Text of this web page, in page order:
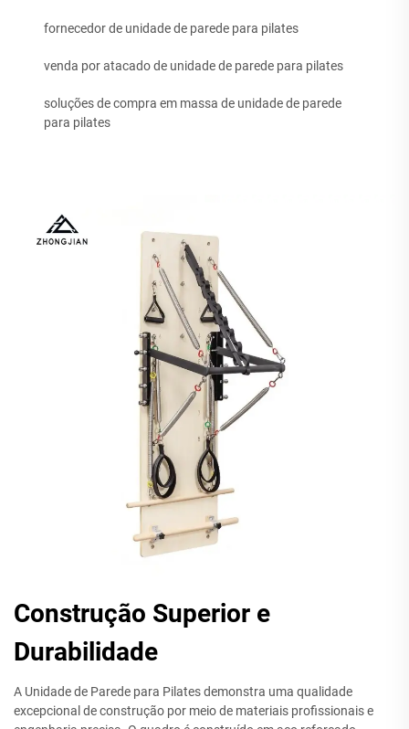
fornecedor de unidade de parede para pilates
venda por atacado de unidade de parede para pilates
soluções de compra em massa de unidade de parede
para pilates
Construção Superior e
Durabilidade
A Unidade de Parede para Pilates demonstra uma qualidade
excepcional de construção por meio de materiais profissionais e